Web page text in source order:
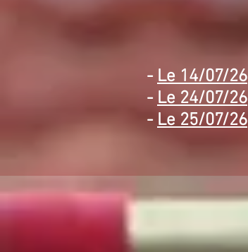
- Le 14/07/26
-Le 24/07/26
-Le 25/07/26